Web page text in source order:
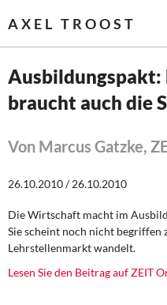
AXEL TROOST
Startseite
Themen
Leitlinien linker
Wirtschaftspolitik
Steuer- und Finanzpolitik
braucht auch die
Von Marcus Gatzke,
26.10.2010 / 26.10.2010
Die Wirtschaft macht im
Sie scheint noch nicht begriffen
Lehrstellenmarkt wandelt.
Lesen Sie den Beitrag auf ZEIT